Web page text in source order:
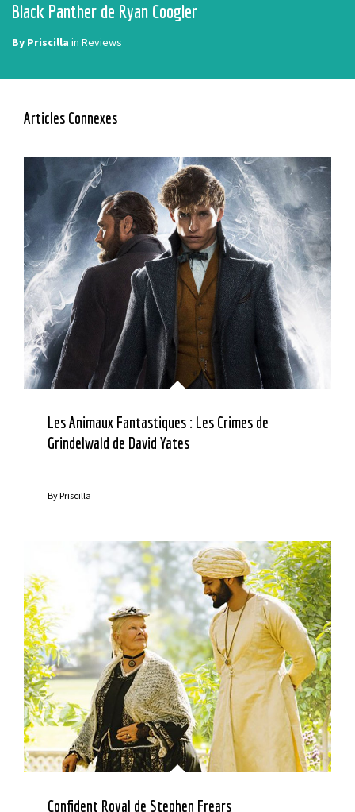
Black Panther de Ryan Coogler
By Priscilla in Reviews
Articles Connexes
Les Animaux Fantastiques : Les Crimes de
Grindelwald de David Yates
ByPriscilla
Confident Royal de Stephen Frears